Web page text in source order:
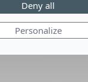
Personalize
Deny all